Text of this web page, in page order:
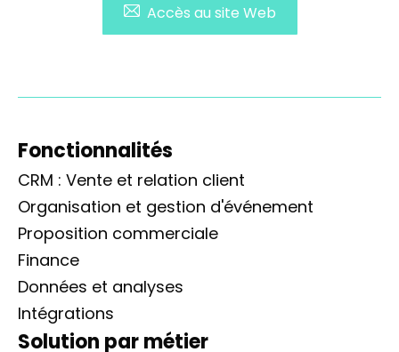
Accès au site Web
Fonctionnalités
CRM : Vente et relation client
Organisation et gestion d'événement
Proposition commerciale
Finance
Données et analyses
Intégrations
Solution par métier